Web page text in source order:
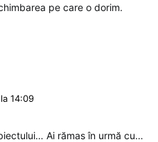
pe care o dorim.
14:09
Ai rămas în urmă cu…